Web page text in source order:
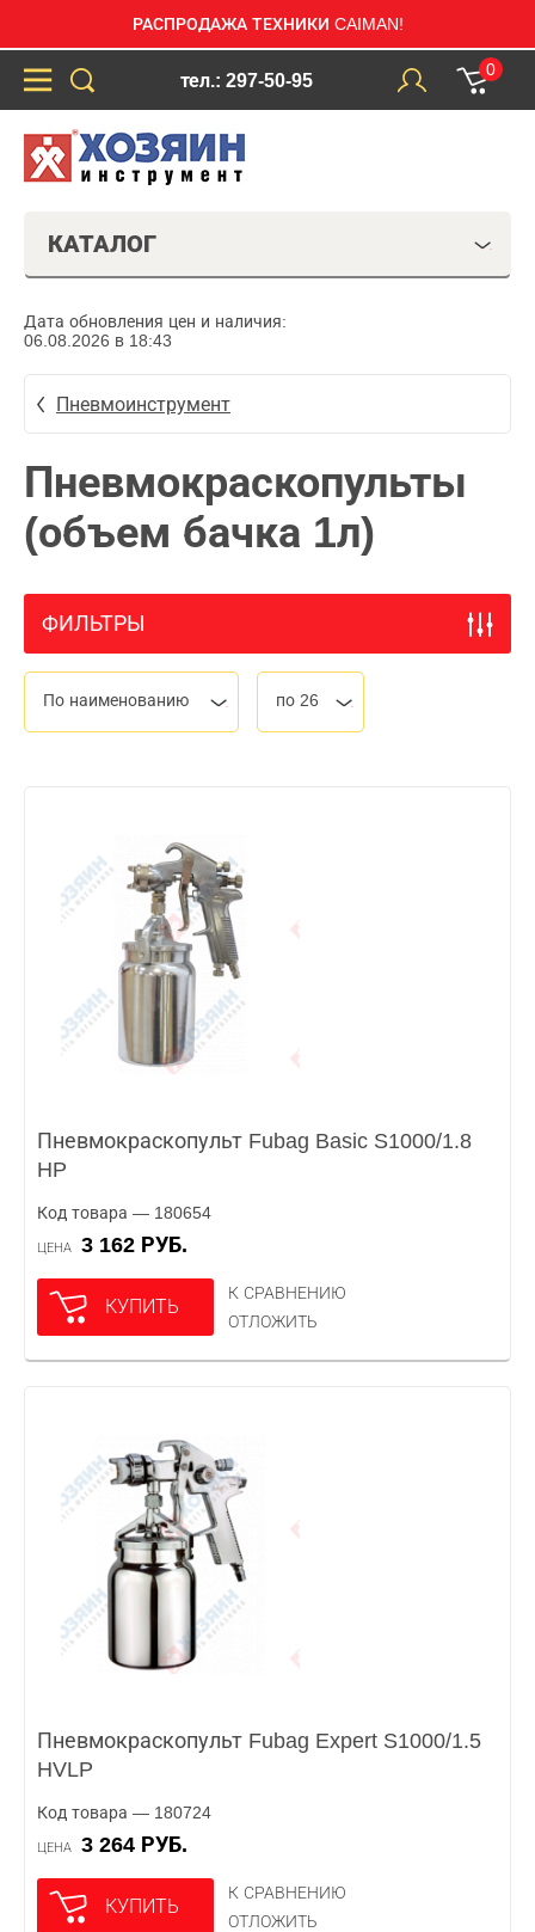
РАСПРОДАЖА ТЕХНИКИ CAIMAN!
тел.: 297-50-95
0
КАТАЛОГ
Дата обновления цен и наличия:
06.08.2026 в 18:43
Пневмоинструмент
Пневмокраскопульты
(объем бачка 1л)
ФИЛЬТРЫ
По наименованию по 26
Пневмокраскопульт Fubag Basic S1000/1.8
HP
Код товара — 180654
ЦЕНА 3 162 РУБ.
КУПИТЬ
К СРАВНЕНИЮ
ОТЛОЖИТЬ
Пневмокраскопульт Fubag Expert S1000/1.5
HVLP
Код товара — 180724
ЦЕНА 3 264 РУБ.
КУПИТЬ
К СРАВНЕНИЮ
ОТЛОЖИТЬ